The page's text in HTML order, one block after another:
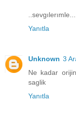
Yanıtla
Unknown 3
Ne kadar
saglik
Yanıtla